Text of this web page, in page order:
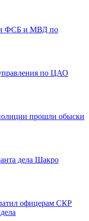
ФСБ и МВД по
по ЦАО
прошли обыски
дела Шакро
офицерам СКР